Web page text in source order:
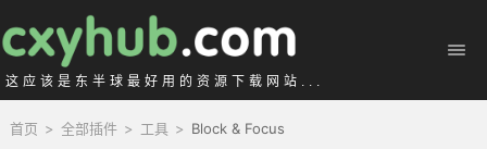
这应该是东半球最好用的资源下载网站...
首页 > 全部插件 > 工具 > Block & Focus